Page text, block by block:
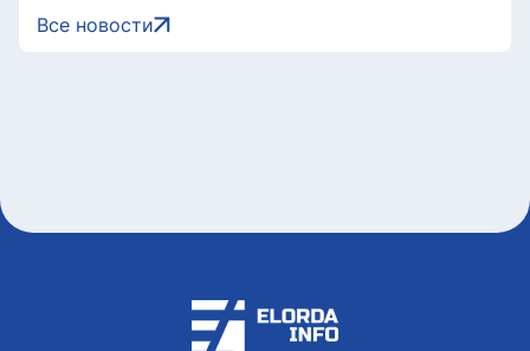
рассмотрение: подсудимому не дали
последнее слово
В Астане 9 августа перекроют ряд
дорог из-за фестиваля Jüregımnıñ
Jenımpazy
Все новости